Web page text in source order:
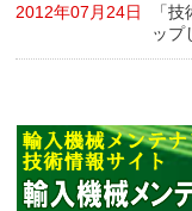
2012年07月24日
「
ップ